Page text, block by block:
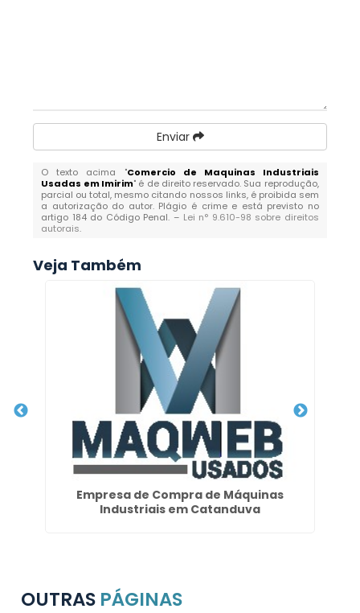
Enviar
O texto acima "Comercio de Maquinas Industriais
Usadas em Imirim" é de direito reservado. Sua reprodução,
parcial ou total, mesmo citando nossos links, é proibida sem
a autorização do autor. Plágio é crime e está previsto no
artigo 184 do Código Penal. – Lei n° 9.610-98 sobre direitos
autorais.
Veja Também
Empresa de Compra de Máquinas
Industriais em Catanduva
OUTRAS PÁGINAS